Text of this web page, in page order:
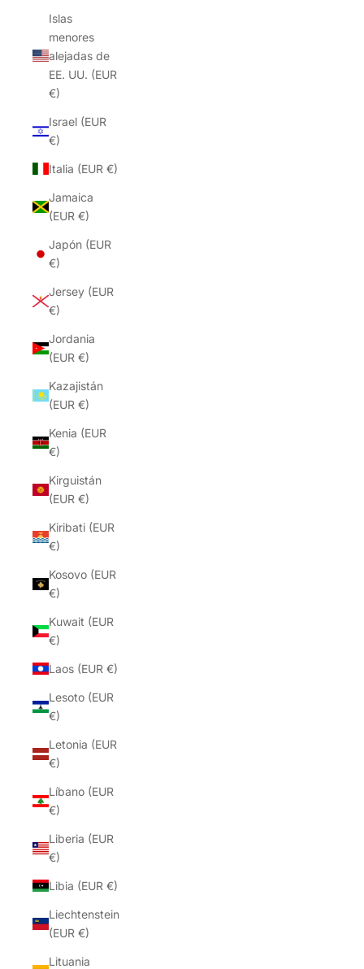
Islas
menores
alejadas de
EE. UU. (EUR
€)
Israel (EUR
€)
Italia (EUR €)
Jamaica
(EUR €)
Japón (EUR
€)
Jersey (EUR
€)
Jordania
(EUR €)
Kazajistán
(EUR €)
Kenia (EUR
€)
Kirguistán
(EUR €)
Kiribati (EUR
€)
Kosovo (EUR
€)
Kuwait (EUR
€)
Laos (EUR €)
Lesoto (EUR
€)
Letonia (EUR
€)
Líbano (EUR
€)
Liberia (EUR
€)
Libia (EUR €)
Liechtenstein
(EUR €)
Lituania